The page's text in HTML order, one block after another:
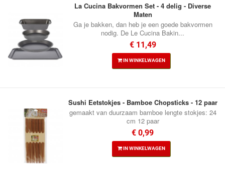
La Cucina Bakvormen Set - 4 delig - Diverse
Maten
Ga je bakken, dan heb je een goede bakvormen
nodig. De Le Cucina Bakin...
€ 11,49
IN WINKELWAGEN
Sushi Eetstokjes - Bamboe Chopsticks - 12 paar
gemaakt van duurzaam bamboe lengte stokjes: 24
cm 12 paar
€ 0,99
IN WINKELWAGEN